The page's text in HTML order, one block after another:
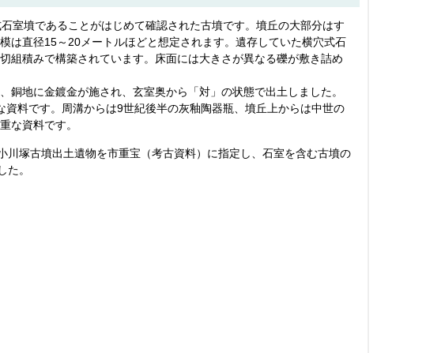
室墳であることがはじめて確認された古墳です。墳丘の大部分はす
は直径15～20メートルほどと想定されます。遺存していた横穴式石
組積みで構築されています。床面には大きさが異なる礫が敷き詰め
地に金鍍金が施され、玄室奥から「対」の状態で出土しました。
料です。周溝からは9世紀後半の灰釉陶器瓶、墳丘上からは中世の
な資料です。
塚古墳出土遺物を市重宝（考古資料）に指定し、石室を含む古墳の
。